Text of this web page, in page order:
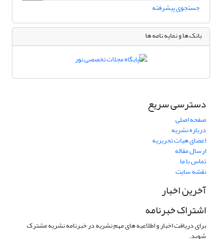
جستجوی پیشرفته
بانک ها و نمایه نامه ها
دسترسی سریع
صفحه اصلی
درباره نشریه
اعضای هیات تحریریه
ارسال مقاله
تماس با ما
نقشه سایت
آخرین اخبار
اشتراک خبرنامه
برای دریافت اخبار و اطلاعیه های مهم نشریه در خبرنامه نشریه مشترک
شوید.